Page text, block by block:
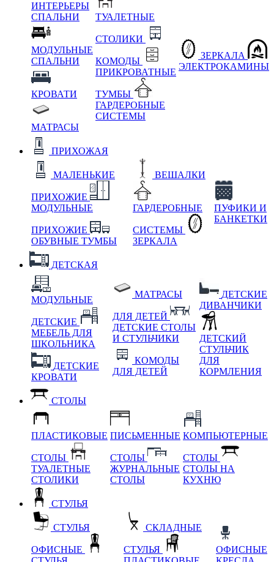
ИНТЕРЬЕРЫ
СПАЛЬНИ
МОДУЛЬНЫЕ
СПАЛЬНИ
КРОВАТИ
МАТРАСЫ
ТУАЛЕТНЫЕ
СТОЛИКИ
КОМОДЫ
ПРИКРОВАТНЫЕ
ТУМБЫ
ГАРДЕРОБНЫЕ
СИСТЕМЫ
ЗЕРКАЛА
ЭЛЕКТРОКАМИНЫ
ПРИХОЖАЯ
МАЛЕНЬКИЕ
ПРИХОЖИЕ
МОДУЛЬНЫЕ
ПРИХОЖИЕ
ОБУВНЫЕ ТУМБЫ
ВЕШАЛКИ
ГАРДЕРОБНЫЕ
СИСТЕМЫ
ЗЕРКАЛА
ПУФИКИ И
БАНКЕТКИ
ДЕТСКАЯ
МОДУЛЬНЫЕ
ДЕТСКИЕ
МЕБЕЛЬ ДЛЯ
ШКОЛЬНИКА
ДЕТСКИЕ
КРОВАТИ
МАТРАСЫ
ДЛЯ ДЕТЕЙ
ДЕТСКИЕ СТОЛЫ
И СТУЛЬЧИКИ
КОМОДЫ
ДЛЯ ДЕТЕЙ
ДЕТСКИЕ
ДИВАНЧИКИ
ДЕТСКИЙ
СТУЛЬЧИК
ДЛЯ
КОРМЛЕНИЯ
СТОЛЫ
ПЛАСТИКОВЫЕ
СТОЛЫ
ТУАЛЕТНЫЕ
СТОЛИКИ
ПИСЬМЕННЫЕ
СТОЛЫ
ЖУРНАЛЬНЫЕ
СТОЛЫ
КОМПЬЮТЕРНЫЕ
СТОЛЫ
СТОЛЫ НА
КУХНЮ
СТУЛЬЯ
СТУЛЬЯ
ОФИСНЫЕ
СКЛАДНЫЕ
СТУЛЬЯ
ОФИСНЫЕ